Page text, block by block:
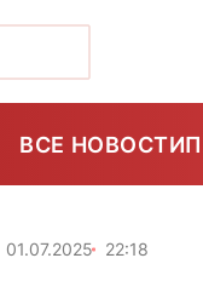
ВСЕ НОВОСТИ
01.07.2025 22:18